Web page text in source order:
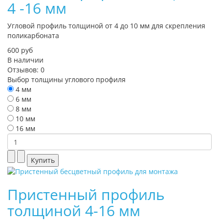
4 -16 мм
Угловой профиль толщиной от 4 до 10 мм для скрепления
поликарбоната
600 руб
В наличии
Отзывов: 0
Выбор толщины углового профиля
4 мм
6 мм
8 мм
10 мм
16 мм
Пристенный профиль
толщиной 4-16 мм